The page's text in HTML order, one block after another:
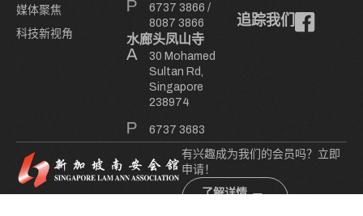
媒体聚焦
科技新视角
6737 3866 /
8087 3866
水廊头凤山寺
30 Mohamed
Sultan Rd,
Singapore
238974
6737 3683
追踪我们
有兴趣成为我们的会员吗？立即
申请！
了解详情